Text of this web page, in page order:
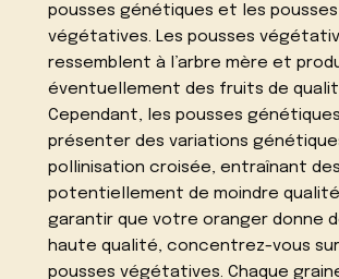
pousses génétiques et les pousses
végétatives. Les pousses
ressemblent à l’arbre mère et
éventuellement des fruits de
Cependant, les pousses
présenter des variations
pollinisation croisée, entraînant
potentiellement de moindre
garantir que votre oranger donne
haute qualité, concentrez-vous
pousses végétatives. Chaque